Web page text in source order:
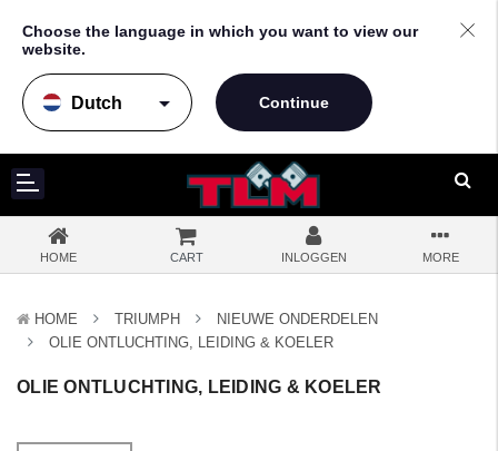
Choose the language in which you want to view our
website.
arrow_drop_down
HOME CART INLOGGEN MORE
HOME TRIUMPH
NIEUWE ONDERDELEN
OLIE ONTLUCHTING, LEIDING & KOELER
OLIE ONTLUCHTING, LEIDING & KOELER